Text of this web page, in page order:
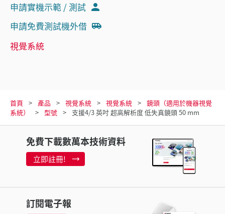
申請實機示範 / 測試
申請免費測試機外借
視覺系統
首頁 產品 視覺系統 視覺系統
鏡頭（適用於機器視覺
系統）
型號 支援4/3 英吋 超高解析度 低失真鏡頭 50 mm
免費下載數萬本技術資料
立即註冊!
訂閱電子報